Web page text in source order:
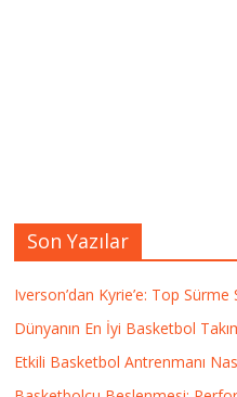
Son Yazılar
Iverson’dan Kyrie’e: Top
Dünyanın En İyi Basketbol
Etkili Basketbol Antrenmanı